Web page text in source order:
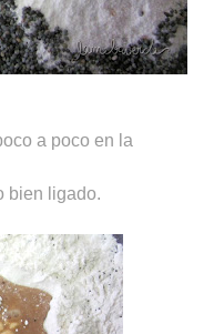
a poco en la
bien ligado.